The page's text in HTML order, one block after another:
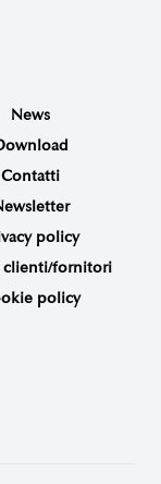
News
Contatti
policy
clienti/fornitori
policy